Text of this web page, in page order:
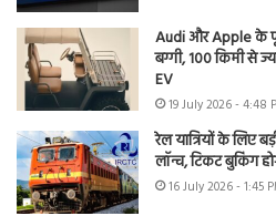
Audi और Apple के
बग्गी, 100 किमी से
EV
19 July 2026 - 4:48
रेल यात्रियों के लिए
लॉन्च, टिकट बुकिंग
16 July 2026 - 1:45